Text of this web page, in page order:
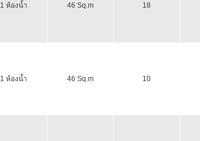
1 ห้องน้ำ 46 Sq.m 18
1 ห้องน้ำ 46 Sq.m 10